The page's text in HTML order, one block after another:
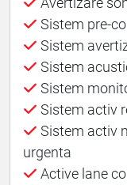
Sistem pre-
Sistem
Sistem
Sistem
Sistem activ
Sistem activ
urgenta
Active lane